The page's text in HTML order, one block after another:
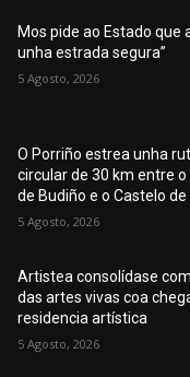
Mos pide ao Estado que
unha estrada segura”
5 Agosto, 2026
O Porriño estrea unha
circular de 30 km entre o
de Budiño e o Castelo de
5 Agosto, 2026
Artistea consolídase
das artes vivas coa
residencia artística
5 Agosto, 2026